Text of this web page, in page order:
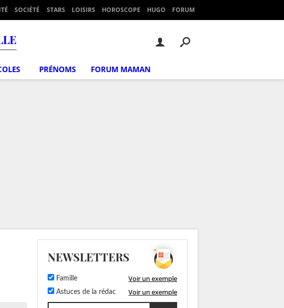
SOCIÉTÉ STARS LOISIRS HOROSCOPE HUGO FORUM
PRÉNOMS FORUM MAMAN
NEWSLETTERS
Famille Voir un exemple
Astuces de la rédac Voir un exemple